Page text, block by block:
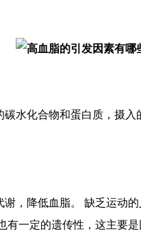
水化合物和蛋白质，摄
，降低血脂。 缺乏运动
一定的遗传性，这主要